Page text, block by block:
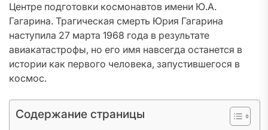
Центре подготовки космонавтов имени Ю.А.
Гагарина. Трагическая смерть Юрия Гагарина
наступила 27 марта 1968 года в результате
авиакатастрофы, но его имя навсегда останется в
истории как первого человека, запустившегося в
космос.
Содержание страницы